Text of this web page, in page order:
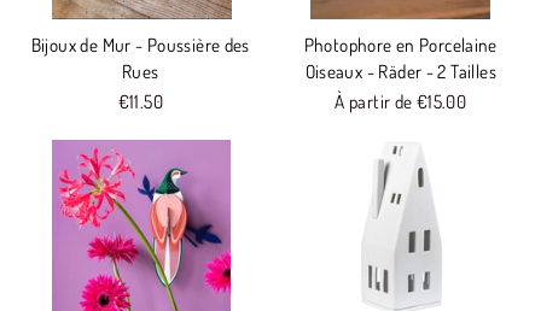
Bijoux de Mur - Poussière des
Rues
€11.50
Photophore en Porcelaine
Oiseaux - Räder - 2 Tailles
À partir de €15.00